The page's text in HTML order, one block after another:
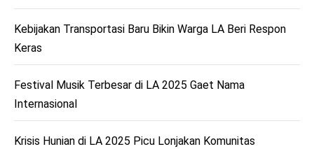
Kebijakan Transportasi Baru Bikin Warga LA Beri Respon
Keras
Festival Musik Terbesar di LA 2025 Gaet Nama
Internasional
Krisis Hunian di LA 2025 Picu Lonjakan Komunitas